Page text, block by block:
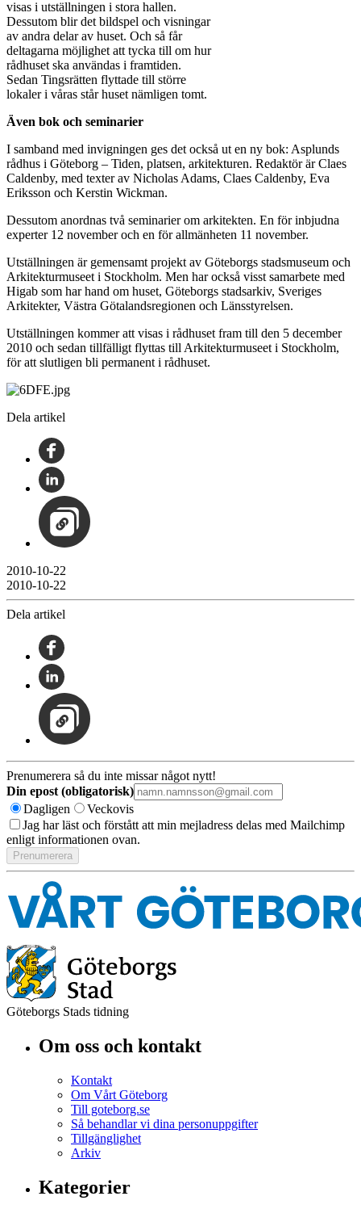
visas i utställningen i stora hallen.
Dessutom blir det bildspel och visningar
av andra delar av huset. Och så får
deltagarna möjlighet att tycka till om hur
rådhuset ska användas i framtiden.
Sedan Tingsrätten flyttade till större
lokaler i våras står huset nämligen tomt.
Även bok och seminarier
I samband med invigningen ges det också ut en ny bok: Asplunds
rådhus i Göteborg – Tiden, platsen, arkitekturen. Redaktör är Claes
Caldenby, med texter av Nicholas Adams, Claes Caldenby, Eva
Eriksson och Kerstin Wickman.
Dessutom anordnas två seminarier om arkitekten. En för inbjudna
experter 12 november och en för allmänheten 11 november.
Utställningen är gemensamt projekt av Göteborgs stadsmuseum och
Arkitekturmuseet i Stockholm. Men har också visst samarbete med
Higab som har hand om huset, Göteborgs stadsarkiv, Sveriges
Arkitekter, Västra Götalandsregionen och Länsstyrelsen.
Utställningen kommer att visas i rådhuset fram till den 5 december
2010 och sedan tillfälligt flyttas till Arkitekturmuseet i Stockholm,
för att slutligen bli permanent i rådhuset.
Dela artikel
2010-10-22
2010-10-22
Dela artikel
Prenumerera så du inte missar något nytt!
Din epost (obligatorisk)
Dagligen
Veckovis
Jag har läst och förstått att min mejladress delas med Mailchimp
enligt informationen ovan.
Göteborgs Stads tidning
Om oss och kontakt
Kontakt
Om Vårt Göteborg
Till goteborg.se
Så behandlar vi dina personuppgifter
Tillgänglighet
Arkiv
Kategorier